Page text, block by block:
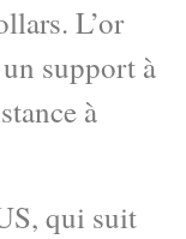
L’or
support à
à
qui suit